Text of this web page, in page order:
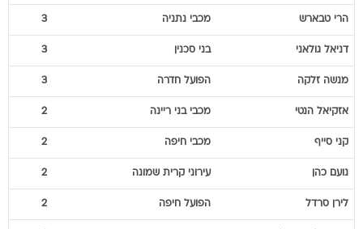
הרי טבארש מכבי נתניה 3
דניאל גולאני בני סכנין 3
מנשה זלקה הפועל חדרה 3
אזקיאל הנטי מכבי בני ריינה 2
קני סייף מכבי חיפה 2
נועם כהן עירוני קרית שמונה 2
לירן סרדל הפועל חיפה 2